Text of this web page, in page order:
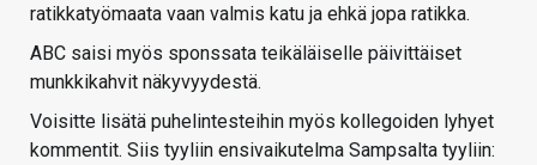
ratikkatyömaata vaan valmis katu ja ehkä jopa ratikka.
ABC saisi myös sponssata teikäläiselle päivittäiset
munkkikahvit näkyvyydestä.
Voisitte lisätä puhelintesteihin myös kollegoiden lyhyet
kommentit. Siis tyyliin ensivaikutelma Sampsalta tyyliin: